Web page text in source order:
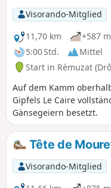
Visorando-Mitglied
11,70 km
+587 m
5:00 Std.
Mittel
Start in Rémuzat
Auf dem Kamm
Gipfels Le Caire
Gänsegeiern besetzt.
Tête de
Visorando-Mitglied